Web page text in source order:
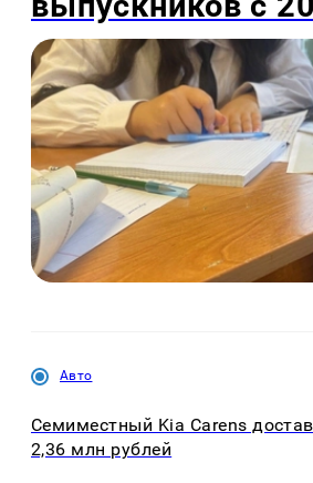
Авто
Семиместный Kia Carens
2,36 млн рублей